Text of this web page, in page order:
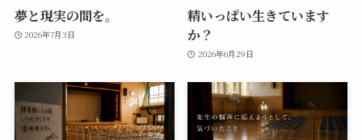
夢と現実の間を。
2026年7月3日
精いっぱい生きています
か？
2026年6月29日